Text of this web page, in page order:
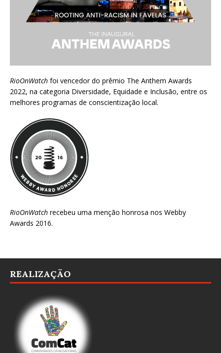
RioOnWatch foi vencedor do prêmio The Anthem Awards
2022, na categoria Diversidade, Equidade e Inclusão, entre os
melhores programas de conscientização local.
RioOnWatch recebeu uma menção honrosa nos Webby
Awards 2016.
REALIZAÇÃO